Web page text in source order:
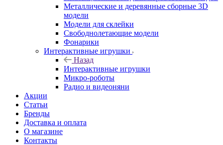
Металлические и деревянные сборные 3D
модели
Модели для склейки
Свободнолетающие модели
Фонарики
Интерактивные игрушки
Назад
Интерактивные игрушки
Микро-роботы
Радио и видеоняни
Акции
Статьи
Бренды
Доставка и оплата
О магазине
Контакты